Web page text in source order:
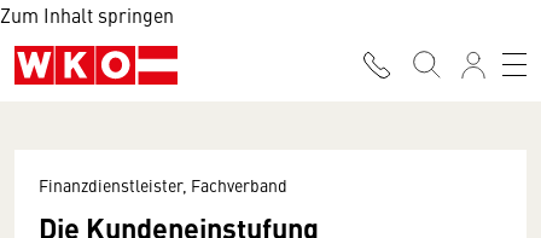
Zum Inhalt springen
Finanzdienstleister, Fachverband
Die Kundeneinstufung